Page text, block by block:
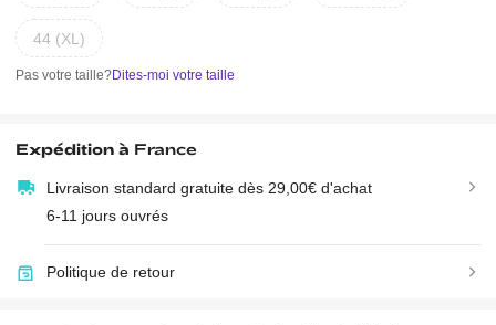
44 (XL)
Pas votre taille?Dites-moi votre taille
Expédition à France
Livraison standard gratuite dès 29,00€ d'achat
6-11 jours ouvrés
Politique de retour